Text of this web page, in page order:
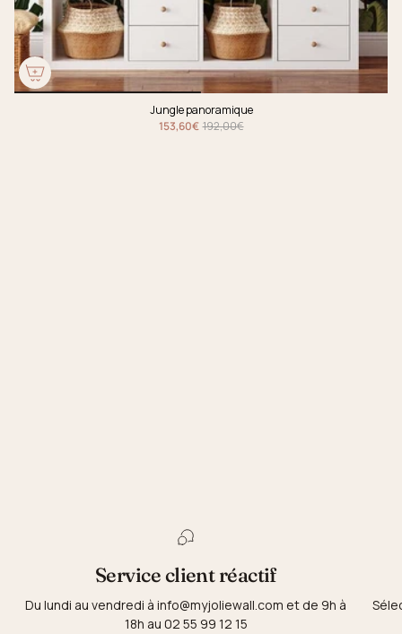
Jungle panoramique
153,60€ 192,00€
Service client réactif
Du lundi au vendredi à info@myjoliewall.com et de 9h à
18h au 02 55 99 12 15